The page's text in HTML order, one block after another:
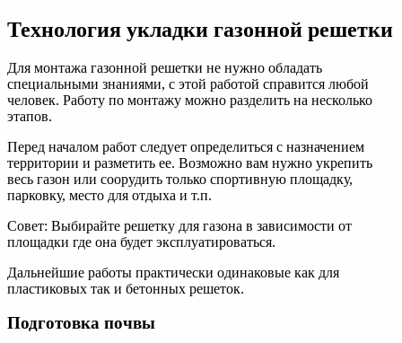
Технология укладки газонной решетки
Для монтажа газонной решетки не нужно обладать
специальными знаниями, с этой работой справится любой
человек. Работу по монтажу можно разделить на несколько
этапов.
Перед началом работ следует определиться с назначением
территории и разметить ее. Возможно вам нужно укрепить
весь газон или соорудить только спортивную площадку,
парковку, место для отдыха и т.п.
Совет: Выбирайте решетку для газона в зависимости от
площадки где она будет эксплуатироваться.
Дальнейшие работы практически одинаковые как для
пластиковых так и бетонных решеток.
Подготовка почвы